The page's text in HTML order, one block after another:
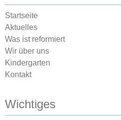
Startseite
Aktuelles
Was ist reformiert
Wir über uns
Kindergarten
Kontakt
Wichtiges